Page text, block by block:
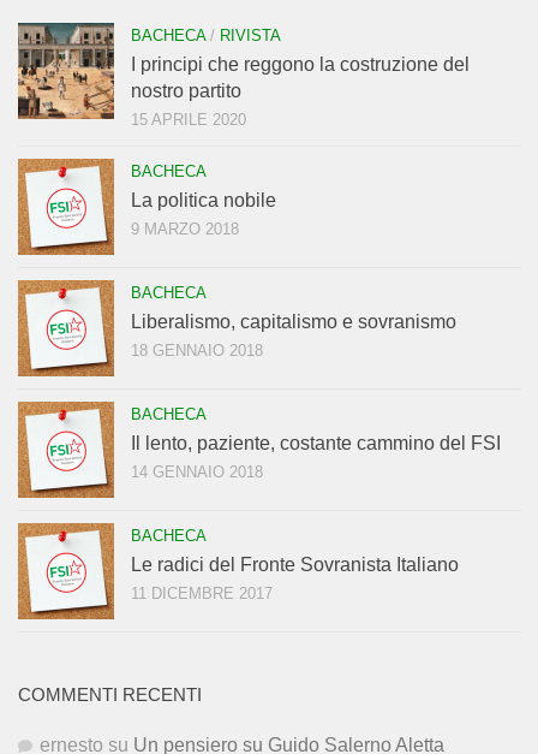
BACHECA/ RIVISTA
I principi che reggono la costruzione del
nostro partito
15 APRILE 2020
BACHECA
La politica nobile
9 MARZO 2018
BACHECA
Liberalismo, capitalismo e sovranismo
18 GENNAIO 2018
BACHECA
Il lento, paziente, costante cammino del FSI
14 GENNAIO 2018
BACHECA
Le radici del Fronte Sovranista Italiano
11 DICEMBRE 2017
COMMENTI RECENTI
ernesto su Un pensiero su Guido Salerno Aletta